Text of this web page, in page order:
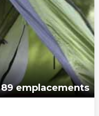
89 emplacements